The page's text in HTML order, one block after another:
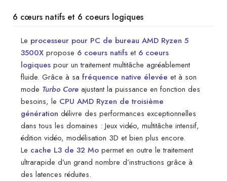
6 cœurs natifs et 6 coeurs logiques
Le processeur pour PC de bureau AMD Ryzen 5
3500X propose 6 coeurs natifs et 6 coeurs
logiques pour un traitement multitâche agréablement
fluide. Grâce à sa fréquence native élevée et à son
mode Turbo Core ajustant la puissance en fonction des
besoins, le CPU AMD Ryzen de troisième
génération délivre des performances exceptionnelles
dans tous les domaines : Jeux vidéo, multitâche intensif,
édition vidéo, modélisation 3D et bien plus encore.
Le cache L3 de 32 Mo permet en outre le traitement
ultrarapide d’un grand nombre d’instructions grâce à
des latences réduites.